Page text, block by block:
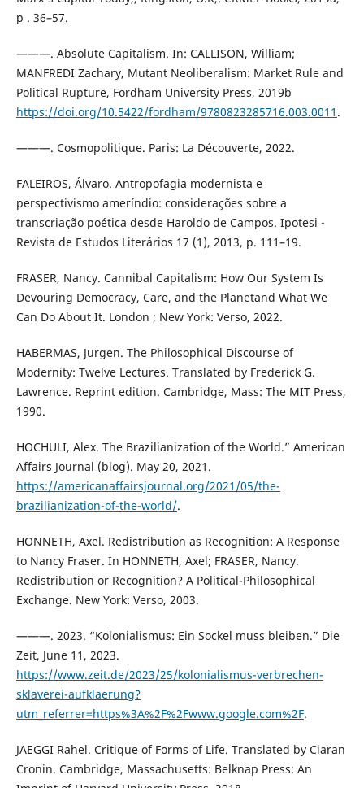
p . 36–57.
———. Absolute Capitalism. In: CALLISON, William;
MANFREDI Zachary, Mutant Neoliberalism: Market Rule and
Political Rupture, Fordham University Press, 2019b
https://doi.org/10.5422/fordham/9780823285716.003.0011 .
———. Cosmopolitique. Paris: La Découverte, 2022.
FALEIROS, Álvaro. Antropofagia modernista e
perspectivismo ameríndio: considerações sobre a
transcriação poética desde Haroldo de Campos. Ipotesi -
Revista de Estudos Literários 17 (1), 2013, p. 111–19.
FRASER, Nancy. Cannibal Capitalism: How Our System Is
Devouring Democracy, Care, and the Planetand What We
Can Do About It. London ; New York: Verso, 2022.
HABERMAS, Jurgen. The Philosophical Discourse of
Modernity: Twelve Lectures. Translated by Frederick G.
Lawrence. Reprint edition. Cambridge, Mass: The MIT Press,
1990.
HOCHULI, Alex. The Brazilianization of the World.” American
Affairs Journal (blog). May 20, 2021.
https://americanaffairsjournal.org/2021/05/the-
brazilianization-of-the-world/.
HONNETH, Axel. Redistribution as Recognition: A Response
to Nancy Fraser. In HONNETH, Axel; FRASER, Nancy.
Redistribution or Recognition? A Political-Philosophical
Exchange. New York: Verso, 2003.
———. 2023. “Kolonialismus: Ein Sockel muss bleiben.” Die
Zeit, June 11, 2023.
https://www.zeit.de/2023/25/kolonialismus-verbrechen-
sklaverei-aufklaerung?
utm_referrer=https%3A%2F%2Fwww.google.com%2F.
JAEGGI Rahel. Critique of Forms of Life. Translated by Ciaran
Cronin. Cambridge, Massachusetts: Belknap Press: An